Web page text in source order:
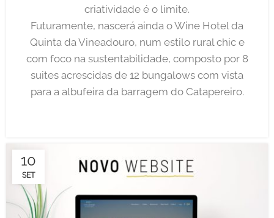
criatividade é o limite.
Futuramente, nascerá ainda o Wine Hotel da
Quinta da Vineadouro, num estilo rural chic e
com foco na sustentabilidade, composto por 8
suites acrescidas de 12 bungalows com vista
para a albufeira da barragem do Catapereiro.
10
SET